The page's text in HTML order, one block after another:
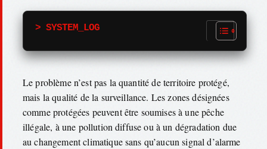
> SYSTEM_LOG
Le problème n’est pas la quantité de territoire protégé,
mais la qualité de la surveillance. Les zones désignées
comme protégées peuvent être soumises à une pêche
illégale, à une pollution diffuse ou à un dégradation due
au changement climatique sans qu’aucun signal d’alarme